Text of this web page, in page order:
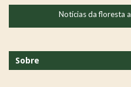
Notícias da floresta
Sobre